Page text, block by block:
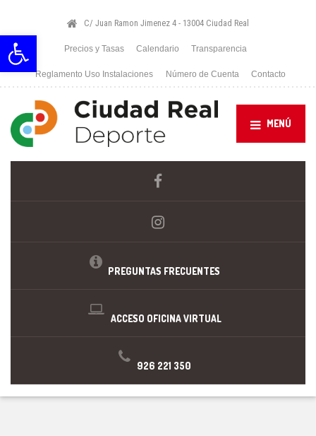
Abrir barra de herramientas
C/ Juan Ramon Jimenez 4 - 13004 Ciudad Real
Precios y Tasas Calendario Transparencia
Reglamento Uso Instalaciones Número de Cuenta Contacto
MENÚ
PREGUNTAS FRECUENTES
ACCESO OFICINA VIRTUAL
926 221 350